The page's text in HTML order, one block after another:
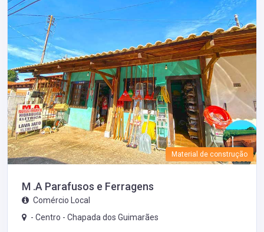
Material de construção
M .A Parafusos e Ferragens
Comércio Local
- Centro - Chapada dos Guimarães